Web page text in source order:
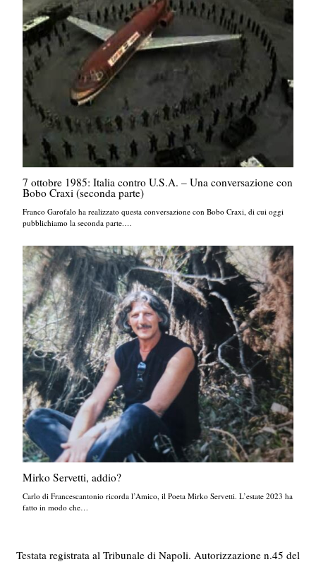
7 ottobre 1985: Italia contro U.S.A. – Una conversazione con
Bobo Craxi (seconda parte)
Franco Garofalo ha realizzato questa conversazione con Bobo Craxi, di cui oggi
pubblichiamo la seconda parte.…
Mirko Servetti, addio?
Carlo di Francescantonio ricorda l’Amico, il Poeta Mirko Servetti. L’estate 2023 ha
fatto in modo che…
Testata registrata al Tribunale di Napoli. Autorizzazione n.45 del